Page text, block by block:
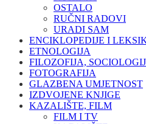
OSTALO
RUČNI RADOVI
URADI SAM
ENCIKLOPEDIJE I
ETNOLOGIJA
FILOZOFIJA,
FOTOGRAFIJA
GLAZBENA UMJETNOST
IZDVOJENE KNJIGE
KAZALIŠTE, FILM
FILM I TV